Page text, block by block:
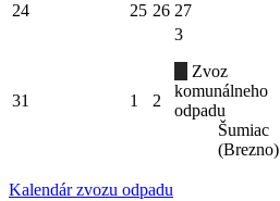
24 25 26 27
31 1 2
3
Zvoz
komunálneho
odpadu
Šumiac
(Brezno)
Kalendár zvozu odpadu